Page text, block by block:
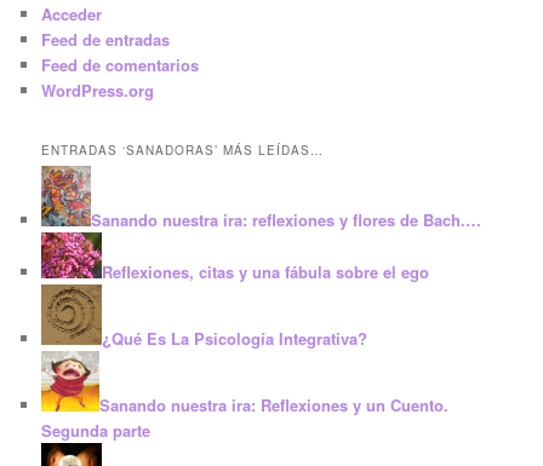
Acceder
Feed de entradas
Feed de comentarios
WordPress.org
ENTRADAS ‘SANADORAS’ MÁS LEÍDAS…
Sanando nuestra ira: reflexiones y flores de Bach.…
Reflexiones, citas y una fábula sobre el ego
¿Qué Es La Psicología Integrativa?
Sanando nuestra ira: Reflexiones y un Cuento.
Segunda parte